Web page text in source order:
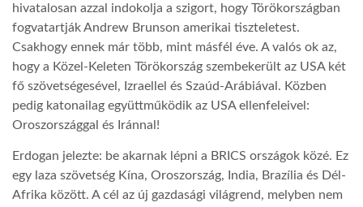
hivatalosan azzal indokolja a szigort, hogy Törökországban
fogvatartják Andrew Brunson amerikai tiszteletest.
Csakhogy ennek már több, mint másfél éve. A valós ok az,
hogy a Közel-Keleten Törökország szembekerült az USA két
fő szövetségesével, Izraellel és Szaúd-Arábiával. Közben
pedig katonailag együttműködik az USA ellenfeleivel:
Oroszországgal és Iránnal!
Erdogan jelezte: be akarnak lépni a BRICS országok közé. Ez
egy laza szövetség Kína, Oroszország, India, Brazília és Dél-
Afrika között. A cél az új gazdasági világrend, melyben nem